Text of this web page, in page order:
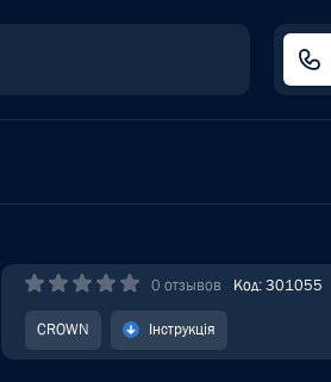
0 отзывов Код: 301055
CROWN Інструкція